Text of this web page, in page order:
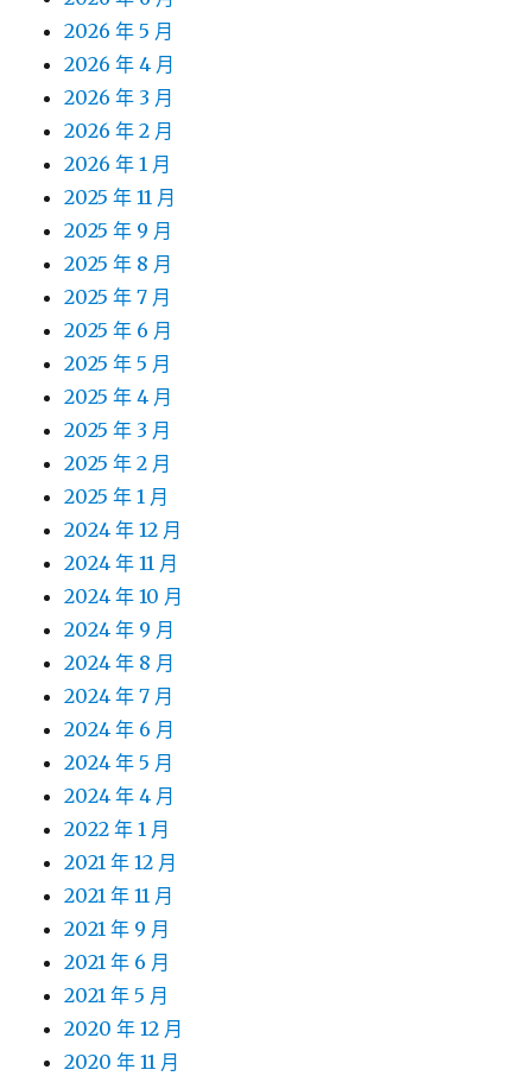
2026 年 5 月
2026 年 4 月
2026 年 3 月
2026 年 2 月
2026 年 1 月
2025 年 11 月
2025 年 9 月
2025 年 8 月
2025 年 7 月
2025 年 6 月
2025 年 5 月
2025 年 4 月
2025 年 3 月
2025 年 2 月
2025 年 1 月
2024 年 12 月
2024 年 11 月
2024 年 10 月
2024 年 9 月
2024 年 8 月
2024 年 7 月
2024 年 6 月
2024 年 5 月
2024 年 4 月
2022 年 1 月
2021 年 12 月
2021 年 11 月
2021 年 9 月
2021 年 6 月
2021 年 5 月
2020 年 12 月
2020 年 11 月